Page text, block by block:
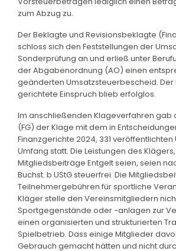
zum Abzug zu.
Der Beklagte und Revisionsbeklagte
schloss sich den Feststellungen der
Sonderprüfung an und erließ unter
der Abgabenordnung (AO) einen
geänderten Umsatzsteuerbescheid.
gerichtete Einspruch blieb erfolglos.
Im anschließenden Klageverfahren gab
(FG) der Klage mit dem in
Finanzgerichte 2024, 331
Umfang statt. Die Leistungen des
Mitgliedsbeiträge Entgelt seien, seien
Buchst. b UStG steuerfrei. Die
Teilnehmergebühren für sportliche
Kläger stelle den Vereinsmitgliedern
Sportgegenstände oder -anlagen zur
einen organisierten und strukturierten
Spielbetrieb. Dass einige Mitglieder
Gebrauch gemacht hätten und nicht